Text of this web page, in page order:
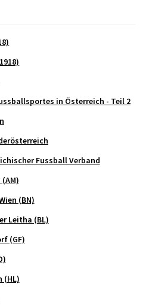
in Österreich - Teil 2
Fussball Verband
(BN)
Leitha (BL)
(GF)
(HL)